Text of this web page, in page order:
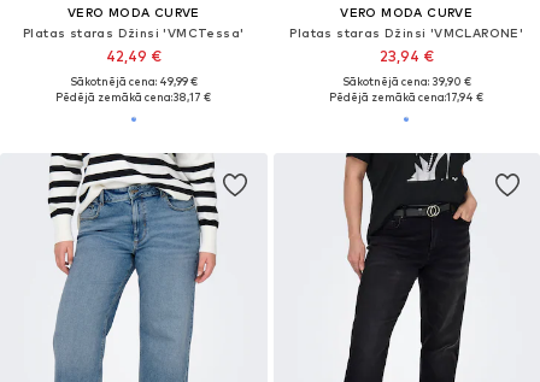
VERO MODA CURVE
Platas staras Džinsi 'VMCTessa'
42,49 €
Sākotnējā cena: 49,99 €
Pēdējā zemākā cena:38,17 €
VERO MODA CURVE
Platas staras Džinsi 'VMCLARONE'
23,94 €
Sākotnējā cena: 39,90 €
Pēdējā zemākā cena:17,94 €